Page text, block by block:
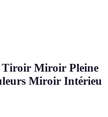
Tiroir Miroir Pleine
Miroir Intérieu